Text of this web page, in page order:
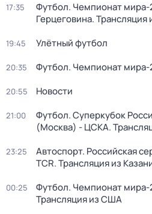
17:35
Футбол. Чемпионат мира-
Герцеговина. Трансляция
19:45 Улётный футбол
20:35 Футбол. Чемпионат
20:55 Новости
21:00
Футбол. Суперкубок
(Москва) - ЦСКА.
23:25
Автоспорт. Российская
TCR. Трансляция из
00:25
Футбол. Чемпионат
Трансляция из США